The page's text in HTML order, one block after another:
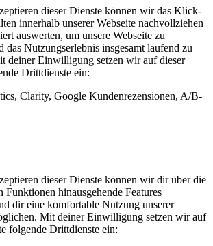
dieser Dienste können wir das Klick-
innerhalb unserer Webseite nachvollziehen
auswerten, um unsere Webseite zu
das Nutzungserlebnis insgesamt laufend zu
deiner Einwilligung setzen wir auf dieser
Drittdienste ein:
Clarity, Google Kundenrezensionen, A/B-
dieser Dienste können wir dir über die
Funktionen hinausgehende Features
dir eine komfortable Nutzung unserer
Mit deiner Einwilligung setzen wir auf
folgende Drittdienste ein: